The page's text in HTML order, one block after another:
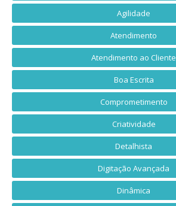
Agilidade
Atendimento
Atendimento ao Cliente
Boa Escrita
Comprometimento
Criatividade
Detalhista
Digitação Avançada
Dinâmica